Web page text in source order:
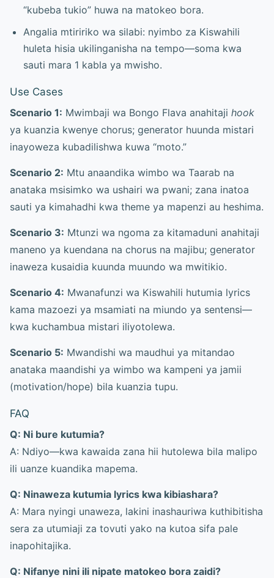
“kubeba tukio” huwa na matokeo bora.
Angalia mtiririko wa silabi: nyimbo za Kiswahili
huleta hisia ukilinganisha na tempo—soma kwa
sauti mara 1 kabla ya mwisho.
Use Cases
Scenario 1: Mwimbaji wa Bongo Flava anahitaji hook
ya kuanzia kwenye chorus; generator huunda mistari
inayoweza kubadilishwa kuwa “moto.”
Scenario 2: Mtu anaandika wimbo wa Taarab na
anataka msisimko wa ushairi wa pwani; zana inatoa
sauti ya kimahadhi kwa theme ya mapenzi au heshima.
Scenario 3: Mtunzi wa ngoma za kitamaduni anahitaji
maneno ya kuendana na chorus na majibu; generator
inaweza kusaidia kuunda muundo wa mwitikio.
Scenario 4: Mwanafunzi wa Kiswahili hutumia lyrics
kama mazoezi ya msamiati na miundo ya sentensi—
kwa kuchambua mistari iliyotolewa.
Scenario 5: Mwandishi wa maudhui ya mitandao
anataka maandishi ya wimbo wa kampeni ya jamii
(motivation/hope) bila kuanzia tupu.
FAQ
Q: Ni bure kutumia?
A: Ndiyo—kwa kawaida zana hii hutolewa bila malipo
ili uanze kuandika mapema.
Q: Ninaweza kutumia lyrics kwa kibiashara?
A: Mara nyingi unaweza, lakini inashauriwa kuthibitisha
sera za utumiaji za tovuti yako na kutoa sifa pale
inapohitajika.
Q: Nifanye nini ili nipate matokeo bora zaidi?